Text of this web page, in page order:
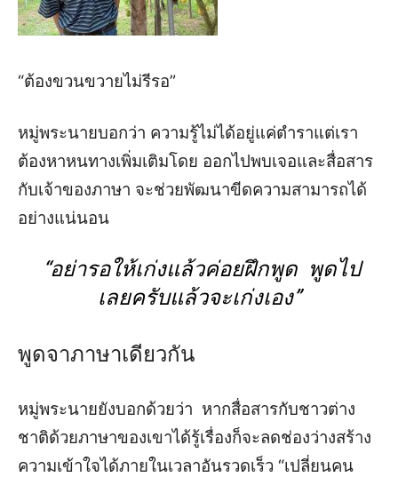
“ต้องขวนขวายไม่รีรอ”
หมู่พระนายบอกว่า ความรู้ไม่ได้อยู่แค่ตำราแต่เรา
ต้องหาหนทางเพิ่มเติมโดย ออกไปพบเจอและสื่อสาร
กับเจ้าของภาษา จะช่วยพัฒนาขีดความสามารถได้
อย่างแน่นอน
“อย่ารอให้เก่งแล้วค่อยฝึกพูด พูดไป
เลยครับแล้วจะเก่งเอง”
พูดจาภาษาเดียวกัน
หมู่พระนายยังบอกด้วยว่า หากสื่อสารกับชาวต่าง
ชาติด้วยภาษาของเขาได้รู้เรื่องก็จะลดช่องว่างสร้าง
ความเข้าใจได้ภายในเวลาอันรวดเร็ว “เปลี่ยนคน